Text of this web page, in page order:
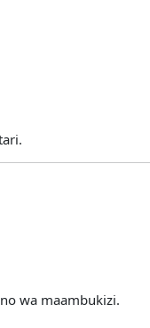
wa maambukizi.